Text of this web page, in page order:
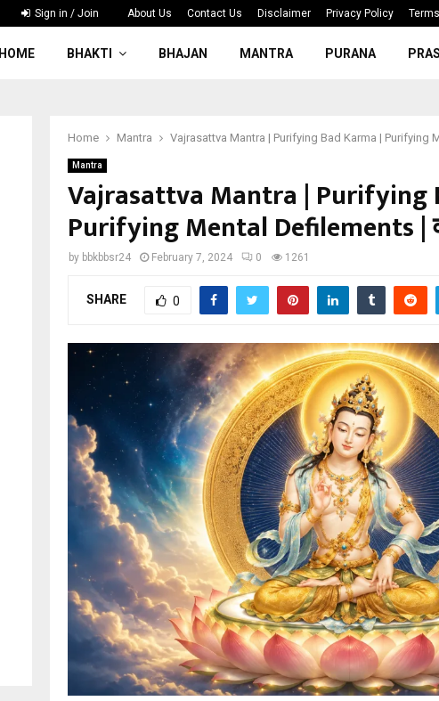
Sign in / Join About Us Contact Us Disclaimer Privacy Policy Terms
HOME BHAKTI BHAJAN MANTRA PURANA
Home Mantra Vajrasattva Mantra | Purifying Bad Karma | Purifying
Mantra
Vajrasattva Mantra | Purifying
Purifying Mental Defilements |
by bbkbbsr24 February 7, 2024 0 1261
SHARE 0